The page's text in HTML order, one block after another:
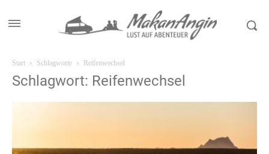
Start Schlagworte Reifenwechsel
Schlagwort: Reifenwechsel